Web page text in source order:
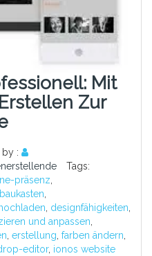
Mit
Zur
by :
Tags:
präsenz
designfähigkeiten
und anpassen
erstellung farben ändern
editor, ionos website